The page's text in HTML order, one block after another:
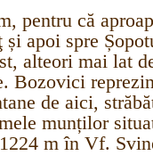
pentru că
și apoi spre
alteori mai lat
Bozovici
de aici,
munților
m în Vf.